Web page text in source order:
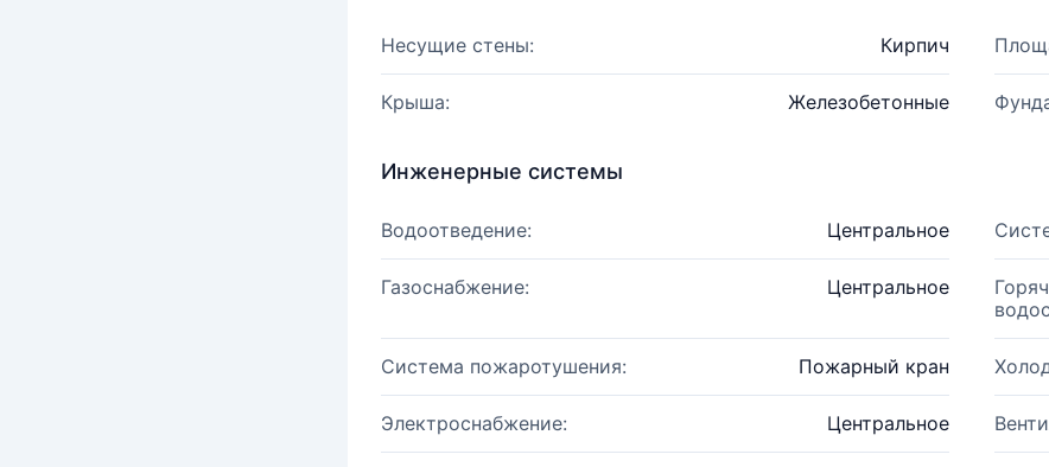
Несущие стены: Кирпич
Крыша: Железобетонные
Инженерные системы
Водоотведение: Центральное
Газоснабжение: Центральное
Система пожаротушения: Пожарный кран
Электроснабжение: Центральное